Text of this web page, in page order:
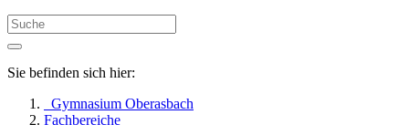
Sie befinden sich hier:
Gymnasium Oberasbach
Fachbereiche